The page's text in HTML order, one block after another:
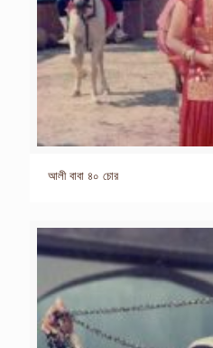
আলী বাবা ৪০ চোর